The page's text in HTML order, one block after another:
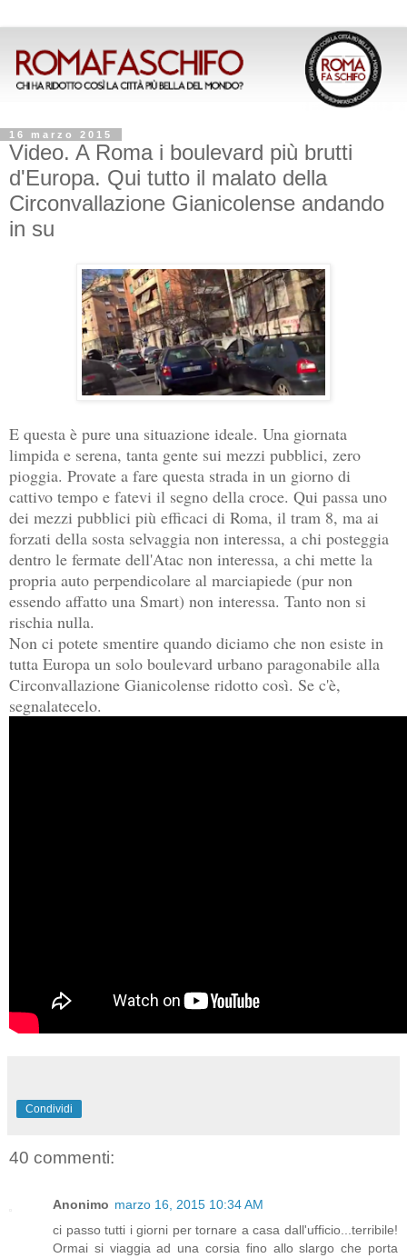
16 marzo 2015
Video. A Roma i boulevard più brutti
d'Europa. Qui tutto il malato della
Circonvallazione Gianicolense andando
in su
E questa è pure una situazione ideale. Una giornata
limpida e serena, tanta gente sui mezzi pubblici, zero
pioggia. Provate a fare questa strada in un giorno di
cattivo tempo e fatevi il segno della croce. Qui passa uno
dei mezzi pubblici più efficaci di Roma, il tram 8, ma ai
forzati della sosta selvaggia non interessa, a chi posteggia
dentro le fermate dell'Atac non interessa, a chi mette la
propria auto perpendicolare al marciapiede (pur non
essendo affatto una Smart) non interessa. Tanto non si
rischia nulla.
Non ci potete smentire quando diciamo che non esiste in
tutta Europa un solo boulevard urbano paragonabile alla
Circonvallazione Gianicolense ridotto così. Se c'è,
segnalatecelo.
Condividi
40 commenti:
Anonimo marzo 16, 2015 10:34 AM
ci passo tutti i giorni per tornare a casa dall'ufficio...terribile!
Ormai si viaggia ad una corsia fino allo slargo che porta